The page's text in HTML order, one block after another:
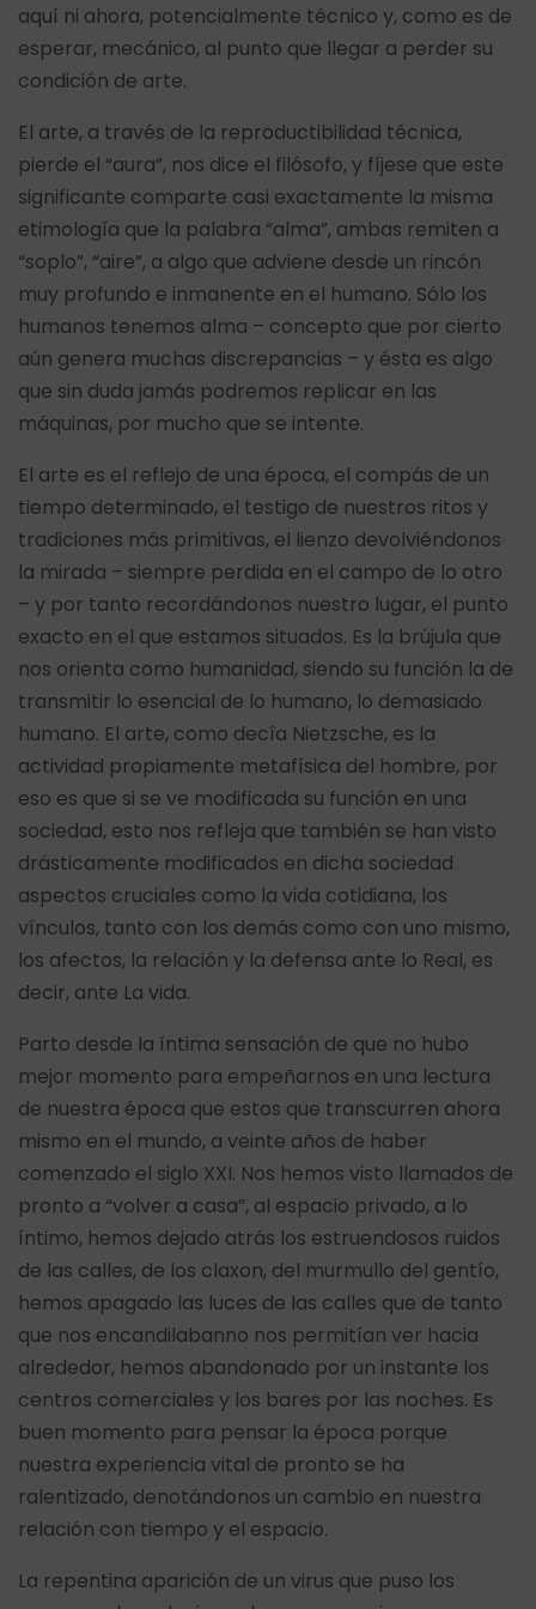
aquí ni ahora, potencialmente técnico y, como es de
esperar, mecánico, al punto que llegar a perder su
condición de arte.
El arte, a través de la reproductibilidad técnica,
pierde el “aura”, nos dice el filósofo, y fíjese que este
significante comparte casi exactamente la misma
etimología que la palabra “alma”, ambas remiten a
“soplo”, “aire”, a algo que adviene desde un rincón
muy profundo e inmanente en el humano. Sólo los
humanos tenemos alma – concepto que por cierto
aún genera muchas discrepancias – y ésta es algo
que sin duda jamás podremos replicar en las
máquinas, por mucho que se intente.
El arte es el reflejo de una época, el compás de un
tiempo determinado, el testigo de nuestros ritos y
tradiciones más primitivas, el lienzo devolviéndonos
la mirada – siempre perdida en el campo de lo otro
– y por tanto recordándonos nuestro lugar, el punto
exacto en el que estamos situados. Es la brújula que
nos orienta como humanidad, siendo su función la de
transmitir lo esencial de lo humano, lo demasiado
humano. El arte, como decía Nietzsche, es la
actividad propiamente metafísica del hombre, por
eso es que si se ve modificada su función en una
sociedad, esto nos refleja que también se han visto
drásticamente modificados en dicha sociedad
aspectos cruciales como la vida cotidiana, los
vínculos, tanto con los demás como con uno mismo,
los afectos, la relación y la defensa ante lo Real, es
decir, ante La vida.
Parto desde la íntima sensación de que no hubo
mejor momento para empeñarnos en una lectura
de nuestra época que estos que transcurren ahora
mismo en el mundo, a veinte años de haber
comenzado el siglo XXI. Nos hemos visto llamados de
pronto a “volver a casa”, al espacio privado, a lo
íntimo, hemos dejado atrás los estruendosos ruidos
de las calles, de los claxon, del murmullo del gentío,
hemos apagado las luces de las calles que de tanto
que nos encandilabanno nos permitían ver hacia
alrededor, hemos abandonado por un instante los
centros comerciales y los bares por las noches. Es
buen momento para pensar la época porque
nuestra experiencia vital de pronto se ha
ralentizado, denotándonos un cambio en nuestra
relación con tiempo y el espacio.
La repentina aparición de un virus que puso los